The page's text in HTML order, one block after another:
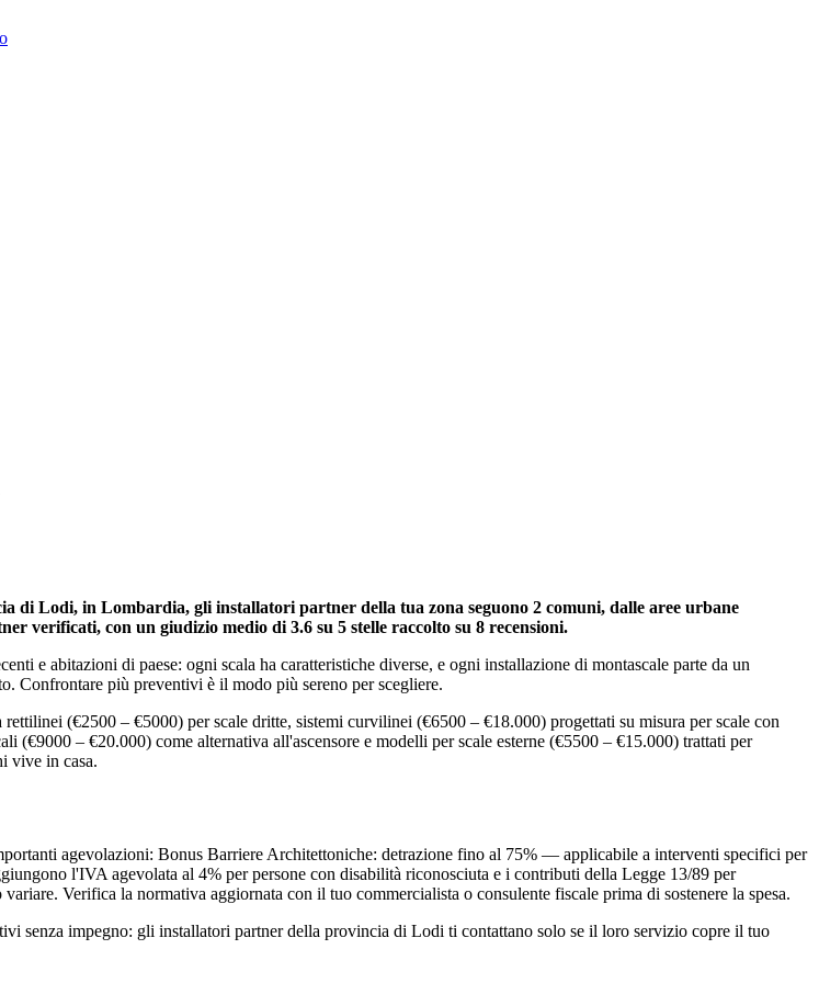
di Lodi, in Lombardia, gli installatori partner della tua zona seguono 2 comuni, dalle aree urbane
verificati, con un giudizio medio di 3.6 su 5 stelle raccolto su 8 recensioni.
e abitazioni di paese: ogni scala ha caratteristiche diverse, e ogni installazione di montascale parte da un
Confrontare più preventivi è il modo più sereno per scegliere.
(€2500 – €5000) per scale dritte, sistemi curvilinei (€6500 – €18.000) progettati su misura per scale con
(€9000 – €20.000) come alternativa all'ascensore e modelli per scale esterne (€5500 – €15.000) trattati per
vive in casa.
agevolazioni: Bonus Barriere Architettoniche: detrazione fino al 75% — applicabile a interventi specifici per
l'IVA agevolata al 4% per persone con disabilità riconosciuta e i contributi della Legge 13/89 per
Verifica la normativa aggiornata con il tuo commercialista o consulente fiscale prima di sostenere la spesa.
senza impegno: gli installatori partner della provincia di Lodi ti contattano solo se il loro servizio copre il tuo